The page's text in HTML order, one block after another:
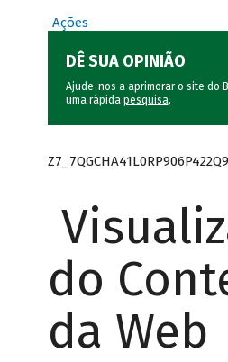
Ações
DÊ SUA OPINIÃO
Ajude-nos a aprimorar o site do
uma rápida pesquisa.
do
da Web